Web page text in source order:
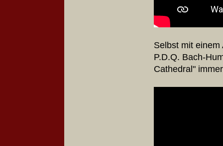
Selbst mit
P.D.Q. Bach-
Cathedral"